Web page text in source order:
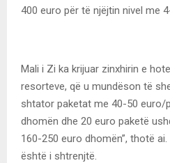
400 euro për të njëjtin nivel me
Mali i Zi ka krijuar zinxhirin e
resorteve, që u mundëson të
shtator paketat me 40-50 euro/
dhomën dhe 20 euro paketë
160-250 euro dhomën”, thotë
është i shtrenjtë.